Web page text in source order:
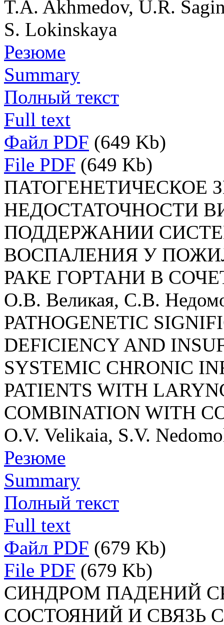
T.A. Akhmedov, U.R.
S. Lokinskaya
Резюме
Summary
Полный текст
Full text
Файл PDF (649 Kb)
File PDF (649 Kb)
ПАТОГЕНЕТИЧЕСКОЕ
НЕДОСТАТОЧНОСТИ
ПОДДЕРЖАНИИ
ВОСПАЛЕНИЯ У
РАКЕ ГОРТАНИ В
О.В. Великая, С.В.
PATHOGENETIC
DEFICIENCY AND
SYSTEMIC CHRONIC
PATIENTS WITH
COMBINATION WITH
O.V. Velikaia, S.V.
Резюме
Summary
Полный текст
Full text
Файл PDF (679 Kb)
File PDF (679 Kb)
СИНДРОМ ПАДЕНИЙ
СОСТОЯНИЙ И СВЯЗЬ